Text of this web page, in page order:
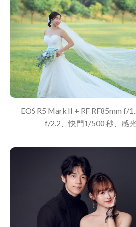
EOS R5 Mark II + RF RF85mm f/
f/2.2、快門1/500 秒、感